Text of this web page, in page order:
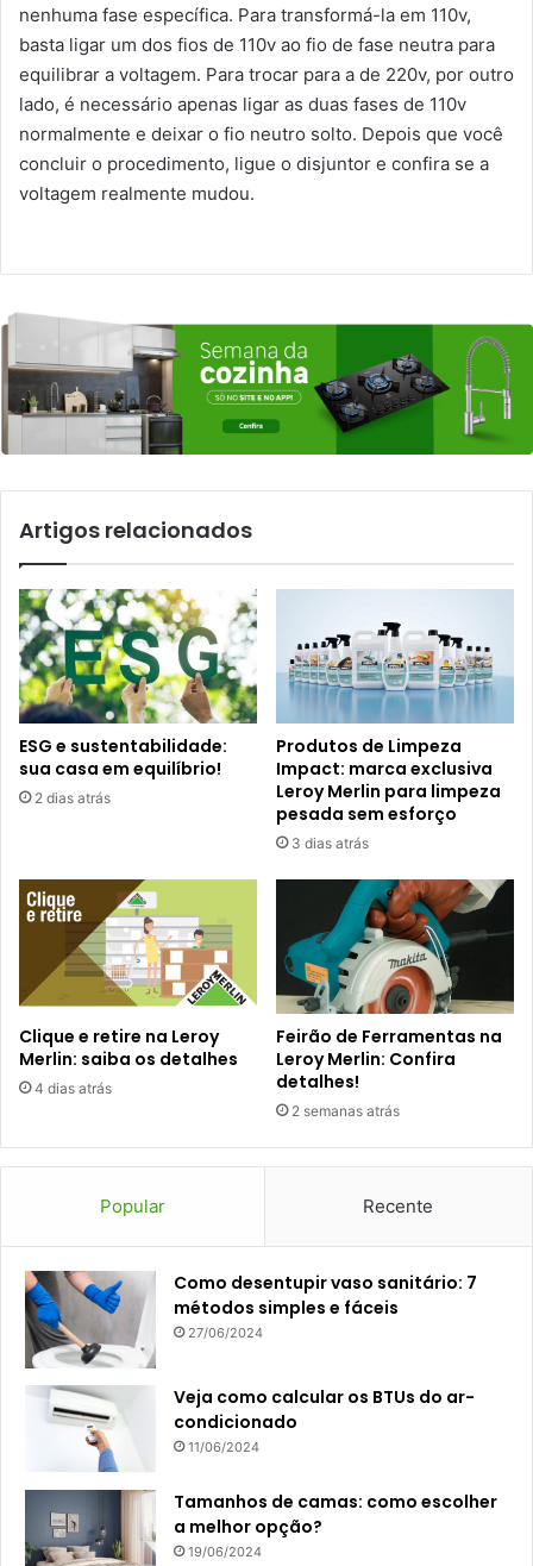
nenhuma fase específica. Para transformá-la em 110v,
basta ligar um dos fios de 110v ao fio de fase neutra para
equilibrar a voltagem. Para trocar para a de 220v, por outro
lado, é necessário apenas ligar as duas fases de 110v
normalmente e deixar o fio neutro solto. Depois que você
concluir o procedimento, ligue o disjuntor e confira se a
voltagem realmente mudou.
Artigos relacionados
ESG e sustentabilidade:
sua casa em equilíbrio!
2 dias atrás
Produtos de Limpeza
Impact: marca exclusiva
Leroy Merlin para limpeza
pesada sem esforço
3 dias atrás
Clique e retire na Leroy
Merlin: saiba os detalhes
4 dias atrás
Feirão de Ferramentas na
Leroy Merlin: Confira
detalhes!
2 semanas atrás
Popular Recente
Como desentupir vaso sanitário: 7
métodos simples e fáceis
27/06/2024
Veja como calcular os BTUs do ar-
condicionado
11/06/2024
Tamanhos de camas: como escolher
a melhor opção?
19/06/2024